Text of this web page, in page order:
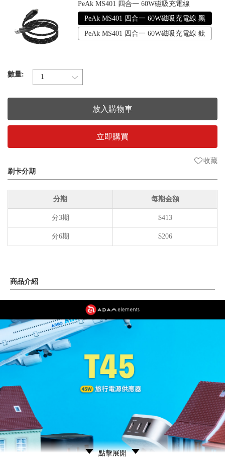
PeAk MS401 四合一 60W磁吸充電線
PeAk MS401 四合一 60W磁吸充電線 黑
PeAk MS401 四合一 60W磁吸充電線 鈦
數量:
放入購物車
立即購買
收藏
刷卡分期
分期 每期金額
分3期 $413
分6期 $206
商品介紹
點擊展開